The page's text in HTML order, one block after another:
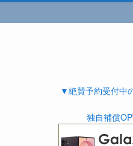
▼絶賛予約受付中
独自補償OP